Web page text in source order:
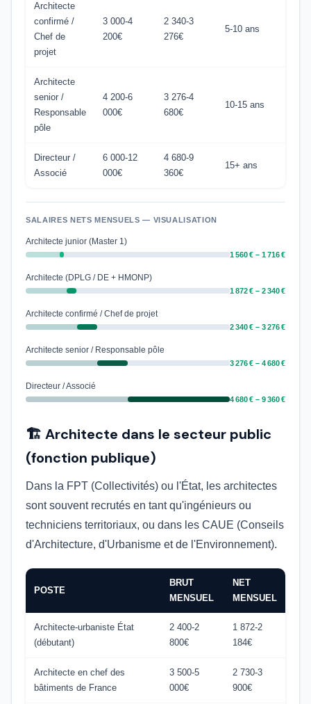
Architecte
confirmé /
Chef de
projet
3 000-4
200€
2 340-3
276€
5-10 ans
Architecte
senior /
Responsable
pôle
4 200-6
000€
3 276-4
680€
10-15 ans
Directeur /
Associé
6 000-12
000€
4 680-9
360€
15+ ans
SALAIRES NETS MENSUELS — VISUALISATION
Architecte junior (Master 1)
1 560 € – 1 716 €
Architecte (DPLG / DE + HMONP)
1 872 € – 2 340 €
Architecte confirmé / Chef de projet
2 340 € – 3 276 €
Architecte senior / Responsable pôle
3 276 € – 4 680 €
Directeur / Associé
4 680 € – 9 360 €
🏗️ Architecte dans le secteur public
(fonction publique)
Dans la FPT (Collectivités) ou l'État, les architectes
sont souvent recrutés en tant qu'ingénieurs ou
techniciens territoriaux, ou dans les CAUE (Conseils
d'Architecture, d'Urbanisme et de l'Environnement).
POSTE
BRUT
MENSUEL
NET
MENSUEL
Architecte-urbaniste État
(débutant)
2 400-2
800€
1 872-2
184€
Architecte en chef des
bâtiments de France
3 500-5
000€
2 730-3
900€